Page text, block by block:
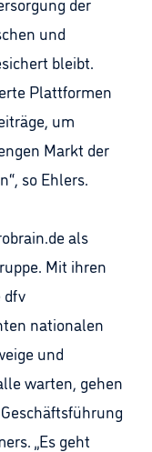
und
bleibt.
Plattformen
um
Markt der
so Ehlers.
als
Mit ihren
dfv
nationalen
und
warten, gehen
„Es geht